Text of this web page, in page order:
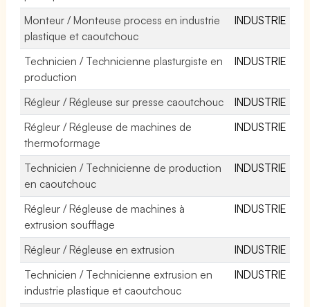
Monteur / Monteuse process en industrie
plastique et caoutchouc
INDUSTRIE
Technicien / Technicienne plasturgiste en
production
INDUSTRIE
Régleur / Régleuse sur presse caoutchouc
INDUSTRIE
Régleur / Régleuse de machines de
thermoformage
INDUSTRIE
Technicien / Technicienne de production
en caoutchouc
INDUSTRIE
Régleur / Régleuse de machines à
extrusion soufflage
INDUSTRIE
Régleur / Régleuse en extrusion
INDUSTRIE
Technicien / Technicienne extrusion en
industrie plastique et caoutchouc
INDUSTRIE